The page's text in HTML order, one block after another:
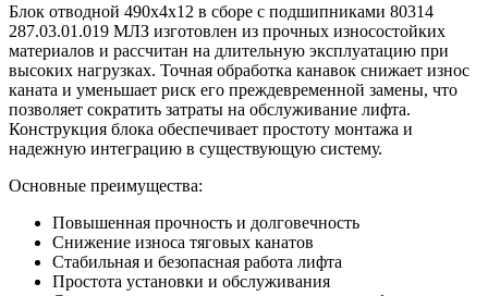
Блок отводной 490х4х12 в сборе с подшипниками 80314
287.03.01.019 МЛЗ изготовлен из прочных износостойких
материалов и рассчитан на длительную эксплуатацию при
высоких нагрузках. Точная обработка канавок снижает износ
каната и уменьшает риск его преждевременной замены, что
позволяет сократить затраты на обслуживание лифта.
Конструкция блока обеспечивает простоту монтажа и
надежную интеграцию в существующую систему.
Основные преимущества:
Повышенная прочность и долговечность
Снижение износа тяговых канатов
Стабильная и безопасная работа лифта
Простота установки и обслуживания